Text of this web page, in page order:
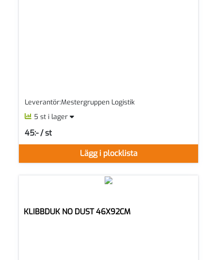
Leverantör:Mestergruppen Logistik
5 st i lager
Lägg i plocklista
45:- / st
SEK per ST
KLIBBDUK NO DUST 46X92CM